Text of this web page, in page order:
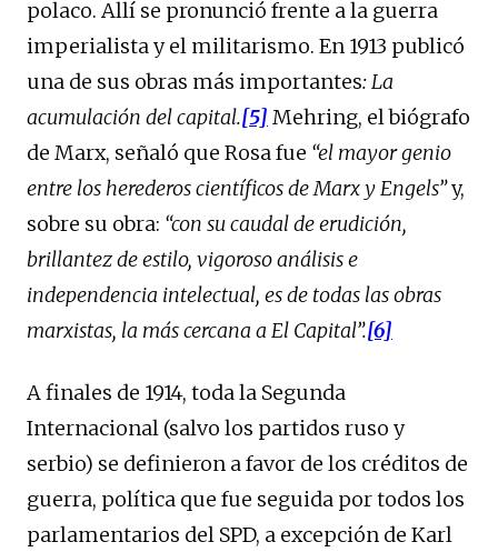
polaco. Allí se pronunció frente a la guerra
imperialista y el militarismo. En 1913 publicó
una de sus obras más importantes: La
acumulación del capital.[5] Mehring, el biógrafo
de Marx, señaló que Rosa fue “el mayor genio
entre los herederos científicos de Marx y Engels”y,
sobre su obra: “con su caudal de erudición,
brillantez de estilo, vigoroso análisis e
independencia intelectual, es de todas las obras
marxistas, la más cercana a El Capital”.[6]
A finales de 1914, toda la Segunda
Internacional (salvo los partidos ruso y
serbio) se definieron a favor de los créditos de
guerra, política que fue seguida por todos los
parlamentarios del SPD, a excepción de Karl